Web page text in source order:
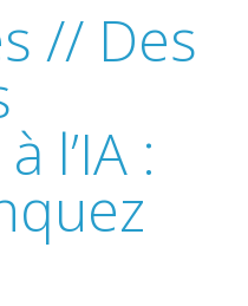
// Des
l’IA :